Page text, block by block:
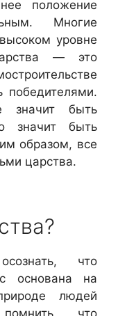
положение
Многие
уровне
— это
значит быть
значит быть
образом, все
царства.
что
основана на
людей
что